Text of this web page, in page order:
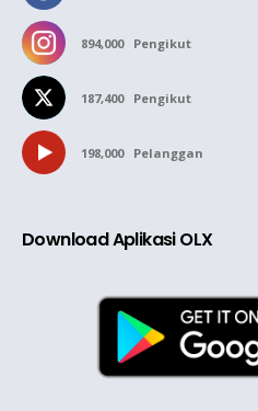
894,000 Pengikut
187,400 Pengikut
198,000 Pelanggan
Download Aplikasi OLX